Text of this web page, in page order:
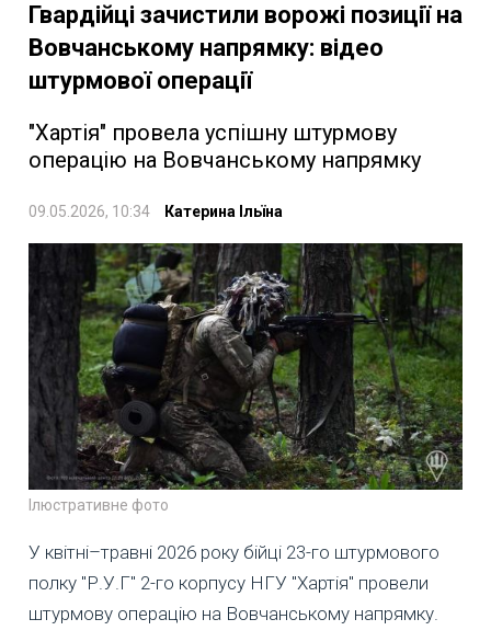
Гвардійці зачистили ворожі позиції на
Вовчанському напрямку: відео
штурмової операції
"Хартія" провела успішну штурмову
операцію на Вовчанському напрямку
09.05.2026, 10:34 Катерина Ільїна
Ілюстративне фото
У квітні–травні 2026 року бійці 23-го штурмового
полку "Р.У.Г" 2-го корпусу НГУ "Хартія" провели
штурмову операцію на Вовчанському напрямку.